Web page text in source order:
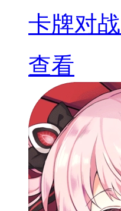
卡牌对战
查看